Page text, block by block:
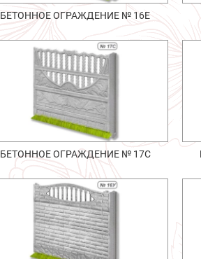
БЕТОННОЕ ОГРАЖДЕНИЕ № 16Е
БЕТОННОЕ ОГРАЖДЕНИЕ № 17С